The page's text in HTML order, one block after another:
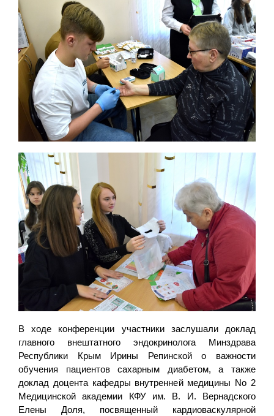
В ходе конференции участники заслушали доклад
главного внештатного эндокринолога Минздрава
Республики Крым Ирины Репинской о важности
обучения пациентов сахарным диабетом, а также
доклад доцента кафедры внутренней медицины No 2
Медицинской академии КФУ им. В. И. Вернадского
Елены Доля, посвященный кардиоваскулярной